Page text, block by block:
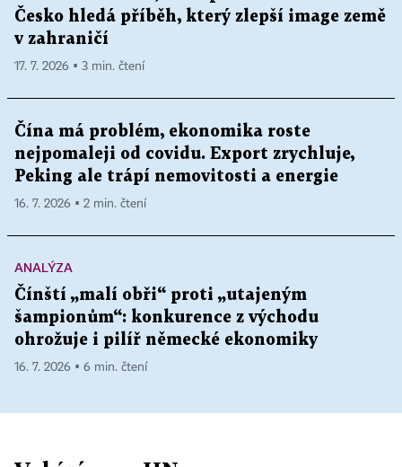
Česko hledá příběh, který zlepší image země
v zahraničí
17. 7. 2026 ▪ 3 min. čtení
Čína má problém, ekonomika roste
nejpomaleji od covidu. Export zrychluje,
Peking ale trápí nemovitosti a energie
16. 7. 2026 ▪ 2 min. čtení
ANALÝZA
Čínští „malí obři“ proti „utajeným
šampionům“: konkurence z východu
ohrožuje i pilíř německé ekonomiky
16. 7. 2026 ▪ 6 min. čtení